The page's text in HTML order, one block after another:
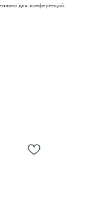
для конференций.